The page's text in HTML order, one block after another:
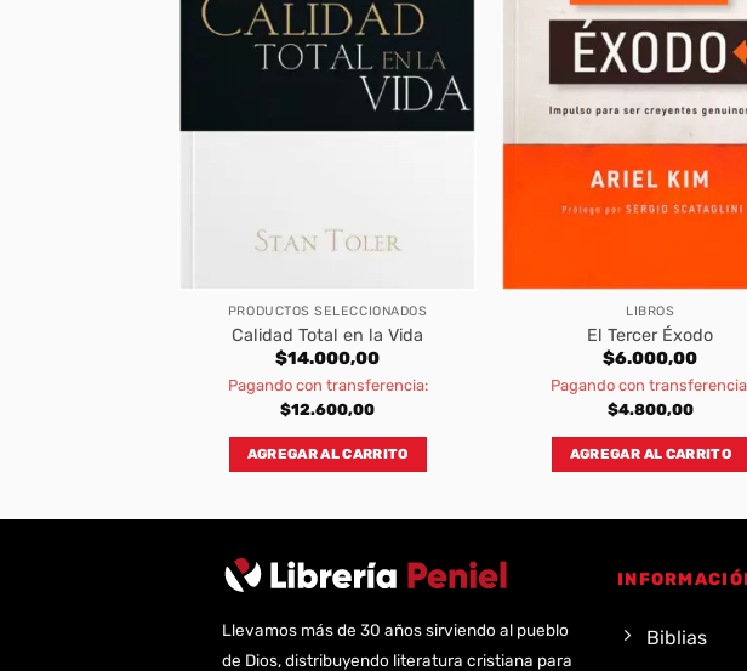
PRODUCTOS SELECCIONADOS
Calidad Total en la Vida
$14.000,00
Pagando con transferencia:
$12.600,00
AGREGAR AL CARRITO
LIBROS
El Tercer Éxodo
$6.000,00
Pagando con
$4.800,00
AGREGAR AL CARRITO
Llevamos más de 30 años sirviendo al pueblo
de Dios, distribuyendo literatura cristiana para
Biblias